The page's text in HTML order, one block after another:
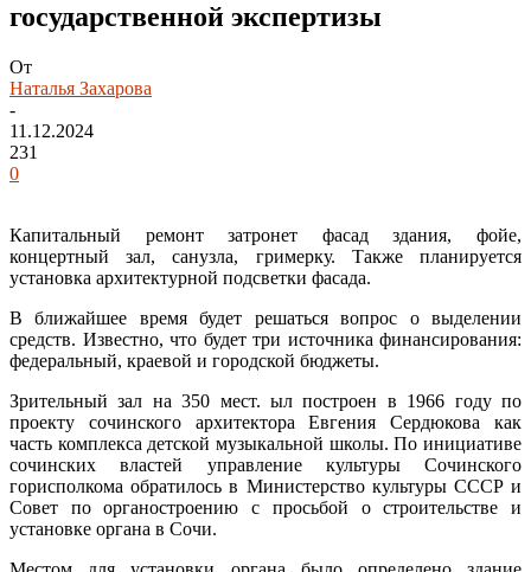
государственной экспертизы
От
Наталья Захарова
-
11.12.2024
231
0
Капитальный ремонт затронет фасад здания, фойе,
концертный зал, санузла, гримерку. Также планируется
установка архитектурной подсветки фасада.
В ближайшее время будет решаться вопрос о выделении
средств. Известно, что будет три источника финансирования:
федеральный, краевой и городской бюджеты.
Зрительный зал на 350 мест. ыл построен в 1966 году по
проекту сочинского архитектора Евгения Сердюкова как
часть комплекса детской музыкальной школы. По инициативе
сочинских властей управление культуры Сочинского
горисполкома обратилось в Министерство культуры СССР и
Совет по органостроению с просьбой о строительстве и
установке органа в Сочи.